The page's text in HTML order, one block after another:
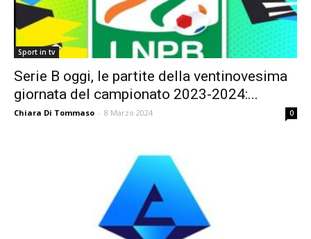
Sport in tv
Serie B oggi, le partite della ventinovesima
giornata del campionato 2023-2024:...
Chiara Di Tommaso - 8 Marzo 2024 0